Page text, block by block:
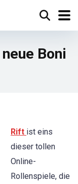
Boni
Rift ist eins
dieser tollen
Online-
Rollenspiele, die